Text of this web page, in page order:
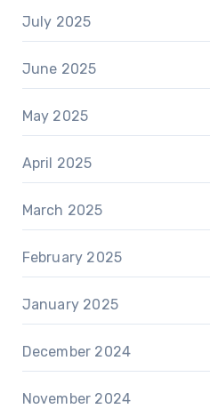
July 2025
June 2025
May 2025
April 2025
March 2025
February 2025
January 2025
December 2024
November 2024